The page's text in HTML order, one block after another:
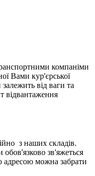
компаніми
Вами кур'єрської
від ваги та
відвантаження
з наших складів.
зв'яжеться
можна забрати